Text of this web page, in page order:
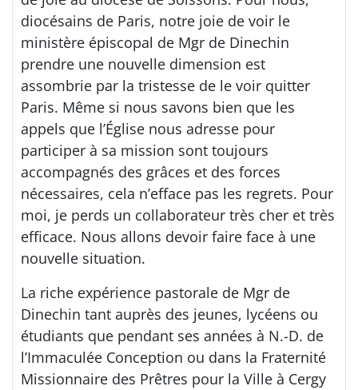
diocésains de Paris, notre joie de voir le
ministère épiscopal de Mgr de Dinechin
prendre une nouvelle dimension est
assombrie par la tristesse de le voir quitter
Paris. Même si nous savons bien que les
appels que l’Église nous adresse pour
participer à sa mission sont toujours
accompagnés des grâces et des forces
nécessaires, cela n’efface pas les regrets. Pour
moi, je perds un collaborateur très cher et très
efficace. Nous allons devoir faire face à une
nouvelle situation.
La riche expérience pastorale de Mgr de
Dinechin tant auprès des jeunes, lycéens ou
étudiants que pendant ses années à N.-D. de
l’Immaculée Conception ou dans la Fraternité
Missionnaire des Prêtres pour la Ville à Cergy